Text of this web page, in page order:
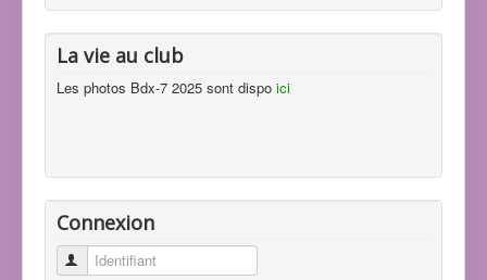
La vie au club
Les photos Bdx-7 2025 sont dispo ici
Connexion
Identifiant